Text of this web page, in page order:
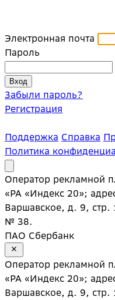
Электронная почта
Пароль
Забыли пароль?
Регистрация
Поддержка Справка
Политика
Оператор рекламной
«РА «Индекс 20»;
Варшавское, д. 9, стр.
№ 38.
ПАО Сбербанк
Оператор рекламной
«РА «Индекс 20»;
Варшавское, д. 9, стр.